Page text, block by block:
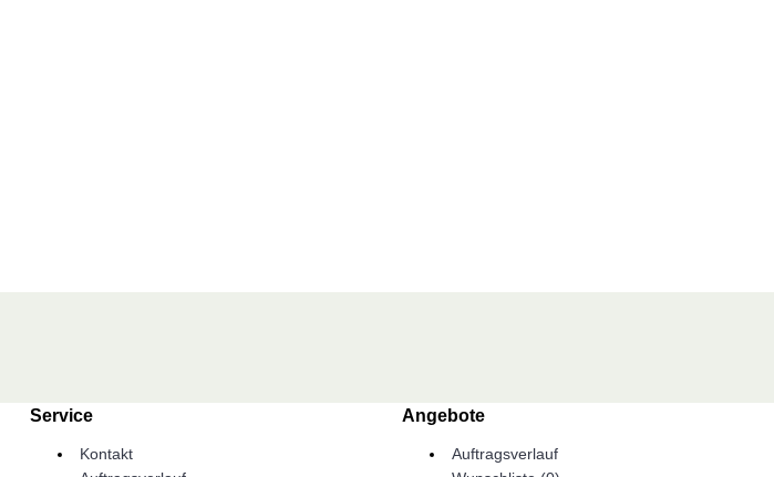
Service
Kontakt
Angebote
Auftragsverlauf